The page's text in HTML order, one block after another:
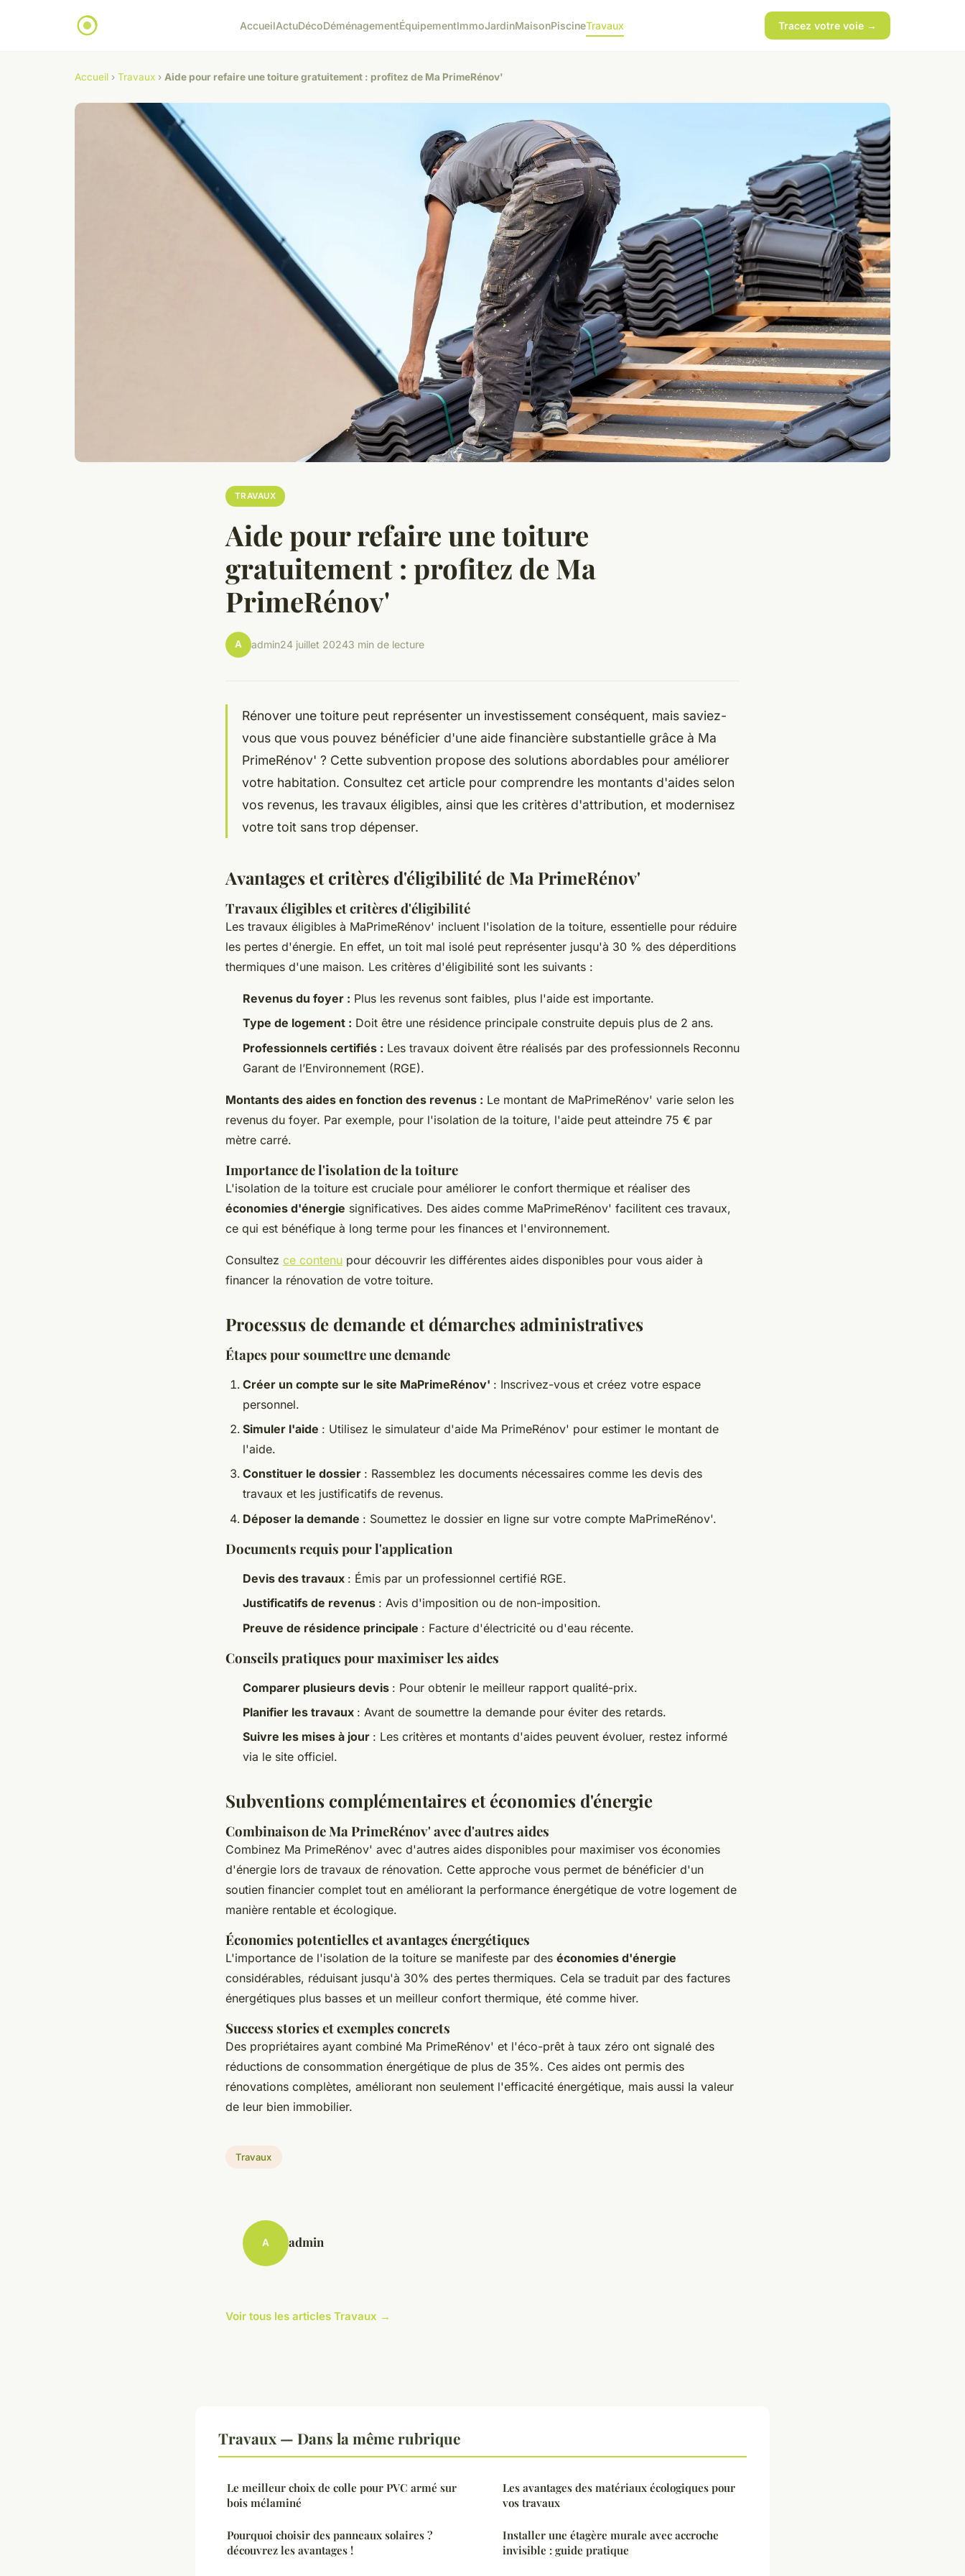
AccueilActuDécoDéménagementÉquipementImmoJardinMaisonPiscineTravaux Tracez votre voie →
Accueil › Travaux › Aide pour refaire une toiture gratuitement : profitez de Ma PrimeRénov'
TRAVAUX
Aide pour refaire une toiture
gratuitement : profitez de Ma
PrimeRénov'
A admin24 juillet 20243 min de lecture
Rénover une toiture peut représenter un investissement conséquent, mais saviez-
vous que vous pouvez bénéficier d'une aide financière substantielle grâce à Ma
PrimeRénov' ? Cette subvention propose des solutions abordables pour améliorer
votre habitation. Consultez cet article pour comprendre les montants d'aides selon
vos revenus, les travaux éligibles, ainsi que les critères d'attribution, et modernisez
votre toit sans trop dépenser.
Avantages et critères d'éligibilité de Ma PrimeRénov'
Travaux éligibles et critères d'éligibilité
Les travaux éligibles à MaPrimeRénov' incluent l'isolation de la toiture, essentielle pour réduire
les pertes d'énergie. En effet, un toit mal isolé peut représenter jusqu'à 30 % des déperditions
thermiques d'une maison. Les critères d'éligibilité sont les suivants :
Revenus du foyer : Plus les revenus sont faibles, plus l'aide est importante.
Type de logement : Doit être une résidence principale construite depuis plus de 2 ans.
Professionnels certifiés : Les travaux doivent être réalisés par des professionnels Reconnu
Garant de l’Environnement (RGE).
Montants des aides en fonction des revenus : Le montant de MaPrimeRénov' varie selon les
revenus du foyer. Par exemple, pour l'isolation de la toiture, l'aide peut atteindre 75 € par
mètre carré.
Importance de l'isolation de la toiture
L'isolation de la toiture est cruciale pour améliorer le confort thermique et réaliser des
économies d'énergie significatives. Des aides comme MaPrimeRénov' facilitent ces travaux,
ce qui est bénéfique à long terme pour les finances et l'environnement.
Consultez ce contenu pour découvrir les différentes aides disponibles pour vous aider à
financer la rénovation de votre toiture.
Processus de demande et démarches administratives
Étapes pour soumettre une demande
Créer un compte sur le site MaPrimeRénov' : Inscrivez-vous et créez votre espace
personnel.
Simuler l'aide : Utilisez le simulateur d'aide Ma PrimeRénov' pour estimer le montant de
l'aide.
Constituer le dossier : Rassemblez les documents nécessaires comme les devis des
travaux et les justificatifs de revenus.
Déposer la demande : Soumettez le dossier en ligne sur votre compte MaPrimeRénov'.
Documents requis pour l'application
Devis des travaux : Émis par un professionnel certifié RGE.
Justificatifs de revenus : Avis d'imposition ou de non-imposition.
Preuve de résidence principale : Facture d'électricité ou d'eau récente.
Conseils pratiques pour maximiser les aides
Comparer plusieurs devis : Pour obtenir le meilleur rapport qualité-prix.
Planifier les travaux : Avant de soumettre la demande pour éviter des retards.
Suivre les mises à jour : Les critères et montants d'aides peuvent évoluer, restez informé
via le site officiel.
Subventions complémentaires et économies d'énergie
Combinaison de Ma PrimeRénov' avec d'autres aides
Combinez Ma PrimeRénov' avec d'autres aides disponibles pour maximiser vos économies
d'énergie lors de travaux de rénovation. Cette approche vous permet de bénéficier d'un
soutien financier complet tout en améliorant la performance énergétique de votre logement de
manière rentable et écologique.
Économies potentielles et avantages énergétiques
L'importance de l'isolation de la toiture se manifeste par des économies d'énergie
considérables, réduisant jusqu'à 30% des pertes thermiques. Cela se traduit par des factures
énergétiques plus basses et un meilleur confort thermique, été comme hiver.
Success stories et exemples concrets
Des propriétaires ayant combiné Ma PrimeRénov' et l'éco-prêt à taux zéro ont signalé des
réductions de consommation énergétique de plus de 35%. Ces aides ont permis des
rénovations complètes, améliorant non seulement l'efficacité énergétique, mais aussi la valeur
de leur bien immobilier.
Travaux
A admin
Voir tous les articles Travaux →
Travaux — Dans la même rubrique
Le meilleur choix de colle pour PVC armé sur
bois mélaminé
Pourquoi choisir des panneaux solaires ?
découvrez les avantages !
Les avantages des matériaux écologiques pour
vos travaux
Installer une étagère murale avec accroche
invisible : guide pratique